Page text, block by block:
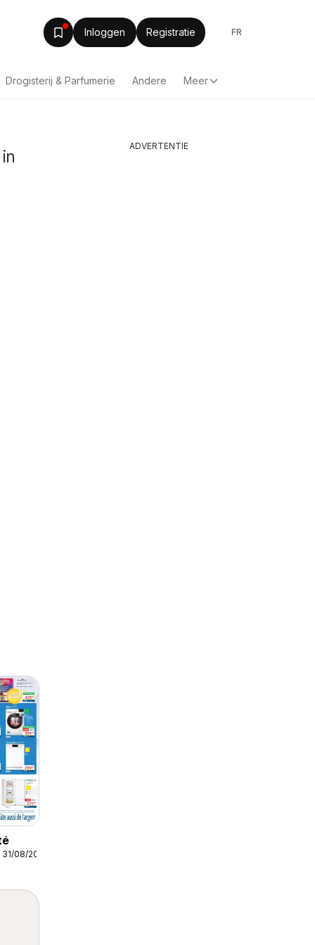
Inloggen Registratie FR
Drogisterij & Parfumerie Andere Meer
08/2026
ADVERTENTIE